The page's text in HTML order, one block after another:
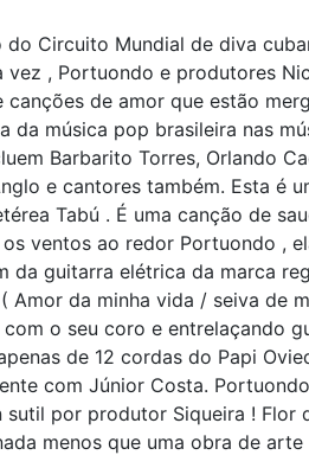
Circuito Mundial de diva
, Portuondo e produtores
de amor que estão
da música pop brasileira nas
Barbarito Torres, Orlando
e cantores também. Esta é
Tabú . É uma canção de
ventos ao redor Portuondo ,
da guitarra elétrica da marca
Amor da minha vida / seiva de
o seu coro e entrelaçando
de 12 cordas do Papi
com Júnior Costa.
por produtor Siqueira !
menos que uma obra de arte